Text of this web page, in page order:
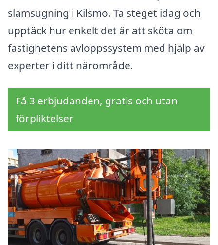
slamsugning i Kilsmo. Ta steget idag och
upptäck hur enkelt det är att sköta om
fastighetens avloppssystem med hjälp av
experter i ditt närområde.
Få 3 erbjudanden, gratis och utan
förpliktelser